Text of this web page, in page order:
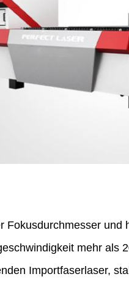
und
mehr als
Importfaserlaser,